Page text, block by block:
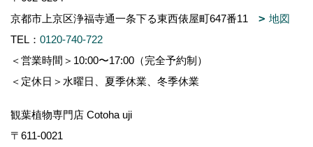
京都市上京区浄福寺通一条下る東西俵屋町647番11
地図
TEL： 0120-740-722
＜営業時間＞10:00〜17:00（完全予約制）
＜定休日＞水曜日、夏季休業、冬季休業
観葉植物専門店 Cotoha uji
〒611-0021